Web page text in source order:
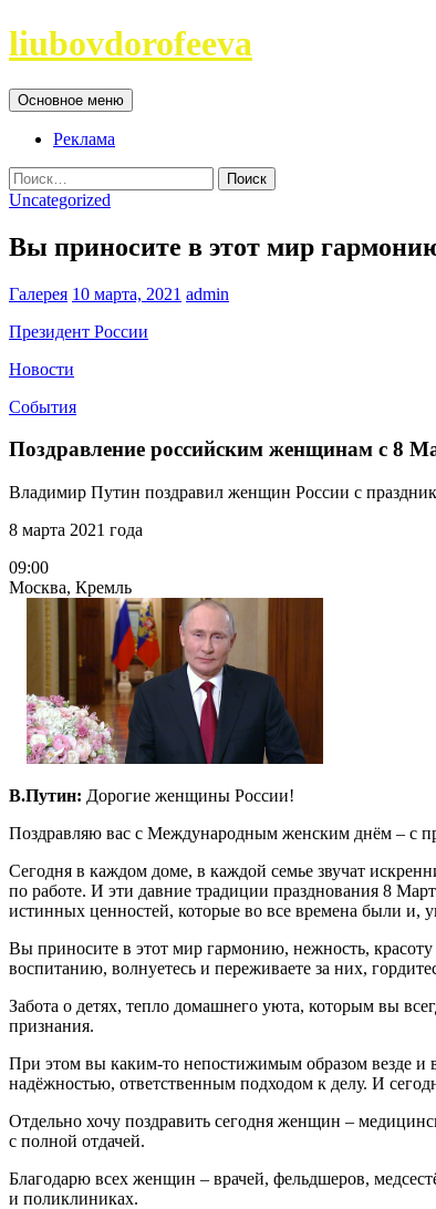
Перейти
к
liubovdorofeeva
Поиск
Основное меню
Реклама
Найти:
Uncategorized
Вы приносите в этот мир
Галерея 10 марта, 2021 admin
Президент России
Новости
События
Поздравление российским женщинам с 8
Владимир Путин поздравил женщин России с
8 марта 2021 года
09:00
Москва, Кремль
В.Путин: Дорогие женщины России!
Поздравляю вас с Международным женским днём – с
Сегодня в каждом доме, в каждой семье звучат
по работе. И эти давние традиции празднования 8
истинных ценностей, которые во все времена были и,
Вы приносите в этот мир гармонию, нежность, красоту
воспитанию, волнуетесь и переживаете за них,
Забота о детях, тепло домашнего уюта, которым вы
признания.
При этом вы каким-то непостижимым образом везде и
надёжностью, ответственным подходом к делу. И
Отдельно хочу поздравить сегодня женщин –
с полной отдачей.
Благодарю всех женщин – врачей, фельдшеров,
и поликлиниках.